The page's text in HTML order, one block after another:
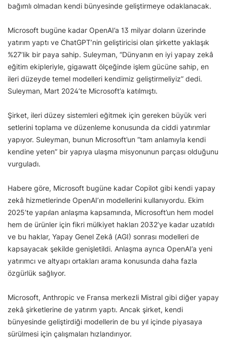
bağımlı olmadan kendi bünyesinde geliştirmeye odaklanacak.
Microsoft bugüne kadar OpenAI’a 13 milyar doların üzerinde
yatırım yaptı ve ChatGPT’nin geliştiricisi olan şirkette yaklaşık
%27’lik bir paya sahip. Suleyman, “Dünyanın en iyi yapay zekâ
eğitim ekipleriyle, gigawatt ölçeğinde işlem gücüne sahip, en
ileri düzeyde temel modelleri kendimiz geliştirmeliyiz” dedi.
Suleyman, Mart 2024’te Microsoft’a katılmıştı.
Şirket, ileri düzey sistemleri eğitmek için gereken büyük veri
setlerini toplama ve düzenleme konusunda da ciddi yatırımlar
yapıyor. Suleyman, bunun Microsoft’un “tam anlamıyla kendi
kendine yeten” bir yapıya ulaşma misyonunun parçası olduğunu
vurguladı.
Habere göre, Microsoft bugüne kadar Copilot gibi kendi yapay
zekâ hizmetlerinde OpenAI’ın modellerini kullanıyordu. Ekim
2025’te yapılan anlaşma kapsamında, Microsoft’un hem model
hem de ürünler için fikri mülkiyet hakları 2032’ye kadar uzatıldı
ve bu haklar, Yapay Genel Zekâ (AGI) sonrası modelleri de
kapsayacak şekilde genişletildi. Anlaşma ayrıca OpenAI’a yeni
yatırımcı ve altyapı ortakları arama konusunda daha fazla
özgürlük sağlıyor.
Microsoft, Anthropic ve Fransa merkezli Mistral gibi diğer yapay
zekâ şirketlerine de yatırım yaptı. Ancak şirket, kendi
bünyesinde geliştirdiği modellerin de bu yıl içinde piyasaya
sürülmesi için çalışmaları hızlandırıyor.